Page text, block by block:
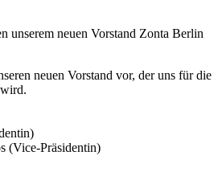
unserem neuen Vorstand Zonta Berlin
neuen Vorstand vor, der uns für die
(Vice-Präsidentin)